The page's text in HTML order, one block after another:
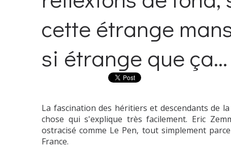
cette étrange
si étrange que ça...
La fascination des héritiers et descendants de
chose qui s'explique très facilement. Eric
ostracisé comme Le Pen, tout simplement
France.